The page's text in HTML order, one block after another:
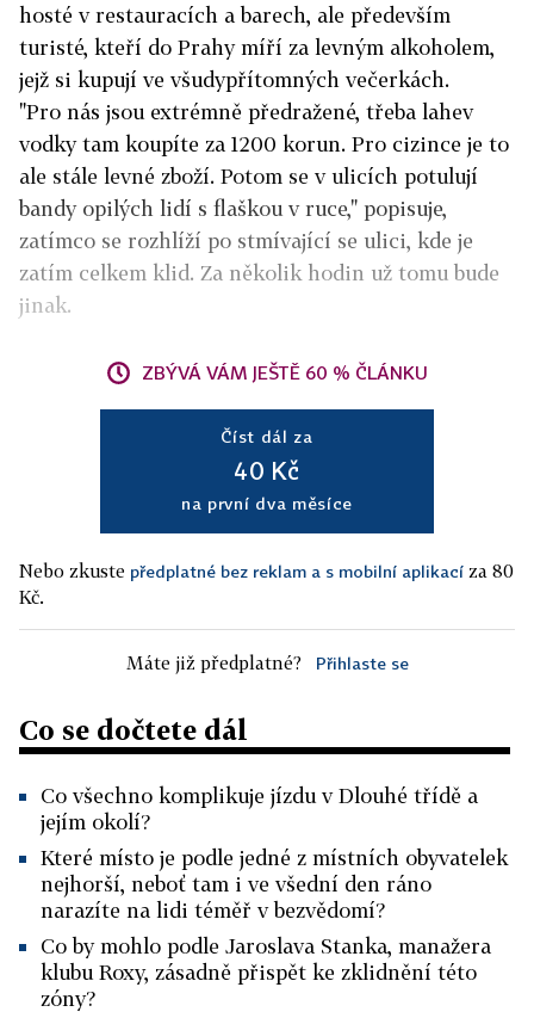
hosté v restauracích a barech, ale především
turisté, kteří do Prahy míří za levným alkoholem,
jejž si kupují ve všudypřítomných večerkách.
"Pro nás jsou extrémně předražené, třeba lahev
vodky tam koupíte za 1200 korun. Pro cizince je to
ale stále levné zboží. Potom se v ulicích potulují
bandy opilých lidí s flaškou v ruce," popisuje,
zatímco se rozhlíží po stmívající se ulici, kde je
zatím celkem klid. Za několik hodin už tomu bude
jinak.
ZBÝVÁ VÁM JEŠTĚ 60 % ČLÁNKU
Číst dál za
40 Kč
na první dva měsíce
Nebo zkuste předplatné bez reklam a s mobilní aplikací za 80
Kč.
Máte již předplatné? Přihlaste se
Co se dočtete dál
Co všechno komplikuje jízdu v Dlouhé třídě a
jejím okolí?
Které místo je podle jedné z místních obyvatelek
nejhorší, neboť tam i ve všední den ráno
narazíte na lidi téměř v bezvědomí?
Co by mohlo podle Jaroslava Stanka, manažera
klubu Roxy, zásadně přispět ke zklidnění této
zóny?